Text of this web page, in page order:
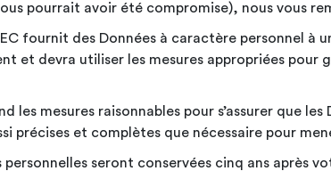
pourrait avoir été compromise), nous vous
fournit des Données à caractère personnel à
et devra utiliser les mesures appropriées
les mesures raisonnables pour s’assurer que
précises et complètes que nécessaire pour
personnelles seront conservées cinq ans après